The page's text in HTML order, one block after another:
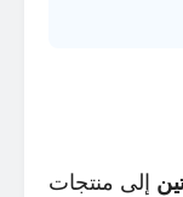
إلى منتجات